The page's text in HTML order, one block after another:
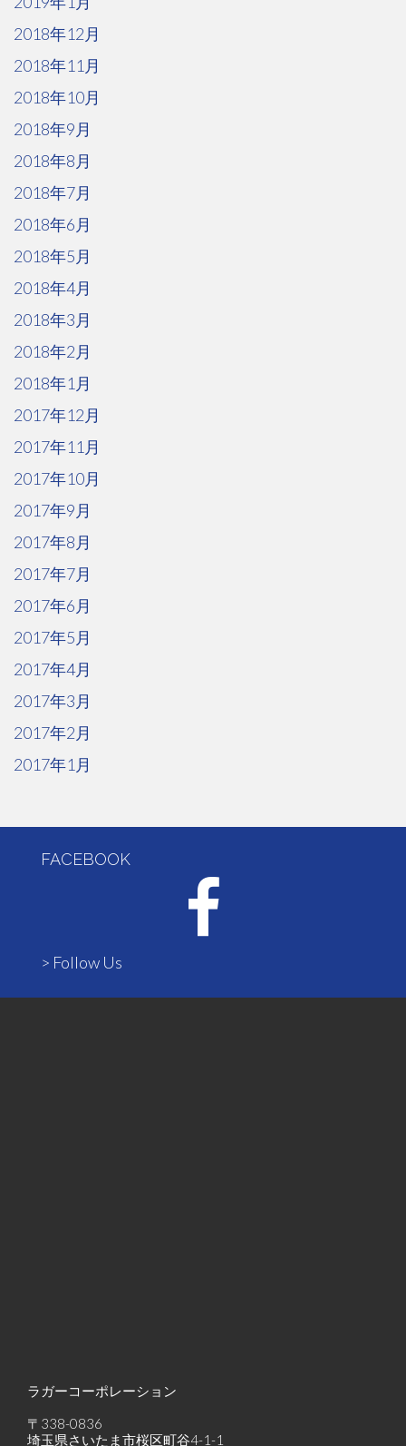
2018年12月
2018年11月
2018年10月
2018年9月
2018年8月
2018年7月
2018年6月
2018年5月
2018年4月
2018年3月
2018年2月
2018年1月
2017年12月
2017年11月
2017年10月
2017年9月
2017年8月
2017年7月
2017年6月
2017年5月
2017年4月
2017年3月
2017年2月
2017年1月
FACEBOOK
> Follow Us
ラガーコーポレーション
〒338-0836
埼玉県さいたま市桜区町谷4-1-1